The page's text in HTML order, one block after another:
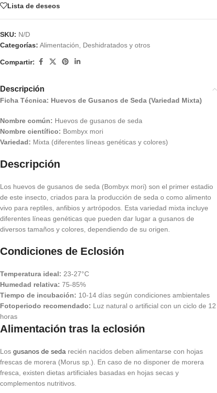
Lista de deseos
SKU: N/D
Categorías: Alimentación Deshidratados y otros
Compartir:
Descripción
Ficha Técnica: Huevos de Gusanos de Seda (Variedad Mixta)
Nombre común: Huevos de gusanos de seda
Nombre científico: Bombyx mori
Variedad: Mixta (diferentes líneas genéticas y colores)
Descripción
Los huevos de gusanos de seda (Bombyx mori) son el primer estadio
de este insecto, criados para la producción de seda o como alimento
vivo para reptiles, anfibios y artrópodos. Esta variedad mixta incluye
diferentes líneas genéticas que pueden dar lugar a gusanos de
diversos tamaños y colores, dependiendo de su origen.
Condiciones de Eclosión
Temperatura ideal: 23-27°C
Humedad relativa: 75-85%
Tiempo de incubación: 10-14 días según condiciones ambientales
Fotoperiodo recomendado: Luz natural o artificial con un ciclo de 12
horas
Alimentación tras la eclosión
Los gusanos de seda recién nacidos deben alimentarse con hojas
frescas de morera (Morus sp.). En caso de no disponer de morera
fresca, existen dietas artificiales basadas en hojas secas y
complementos nutritivos.